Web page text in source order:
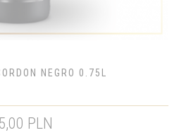
NEGRO 0.75L
PLN